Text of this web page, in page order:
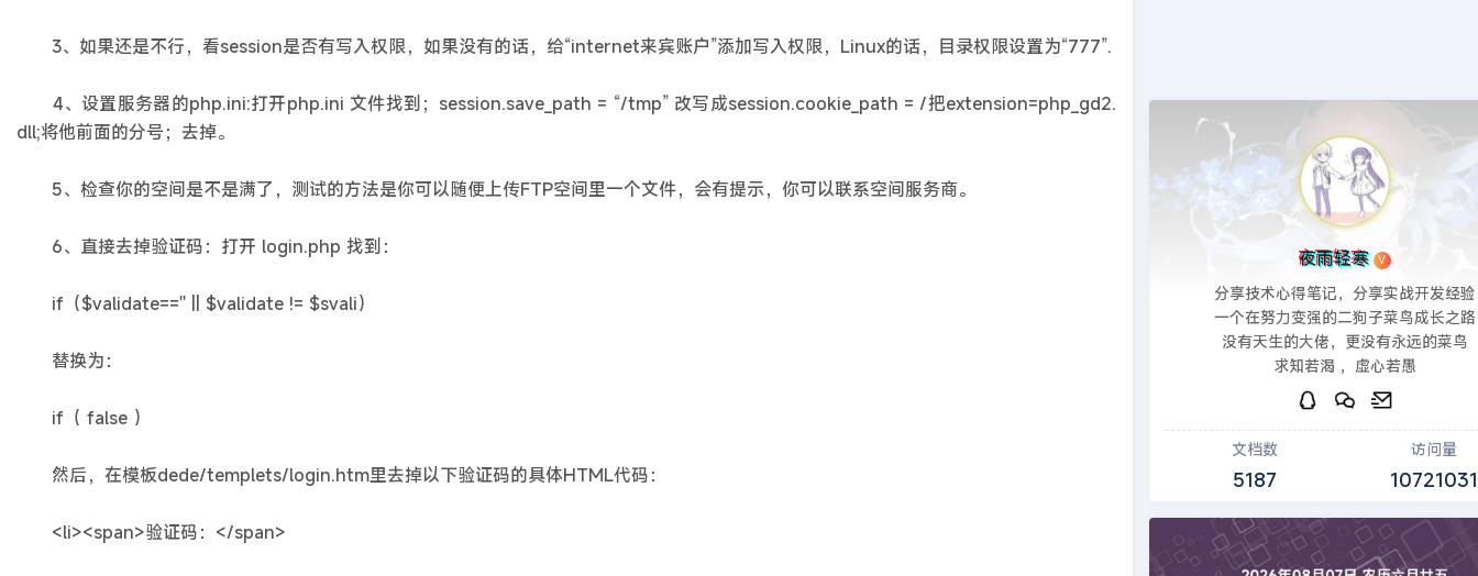
3、如果还是不行，看session是否有写入权限，如果没有的话，给“internet来宾账户”添加写入权限，Linux的话，目录权限设置为“777”.
4、设置服务器的php.ini:打开php.ini 文件找到；session.save_path = “/tmp” 改写成session.cookie_path = /把extension=php_gd2.
dll;将他前面的分号；去掉。
5、检查你的空间是不是满了，测试的方法是你可以随便上传FTP空间里一个文件，会有提示，你可以联系空间服务商。
6、直接去掉验证码：打开 login.php 找到：
if（$validate=='' || $validate != $svali）
替换为：
if（ false ）
然后，在模板dede/templets/login.htm里去掉以下验证码的具体HTML代码：
<li><span>验证码：</span>
夜雨轻寒 V
分享技术心得笔记，分享实战开发经验
一个在努力变强的二狗子菜鸟成长之路
没有天生的大佬，更没有永远的菜鸟
求知若渴 ，虚心若愚
文档数
5187
访问量
10721031